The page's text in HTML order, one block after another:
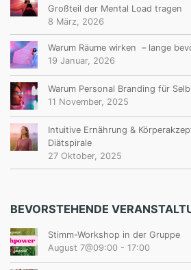
Großteil der Mental Load tragen
8 März, 2026
Warum Räume wirken – lange
19 Januar, 2026
Warum Personal Branding für
11 November, 2025
Intuitive Ernährung &
Diätspirale
27 Oktober, 2025
BEVORSTEHENDE
Stimm-Workshop in der Gruppe
August 7@09:00 - 17:00